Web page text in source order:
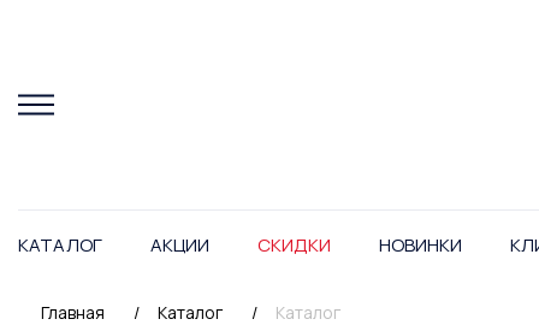
КАТАЛОГ АКЦИИ СКИДКИ НОВИНКИ
Главная / Каталог / Каталог